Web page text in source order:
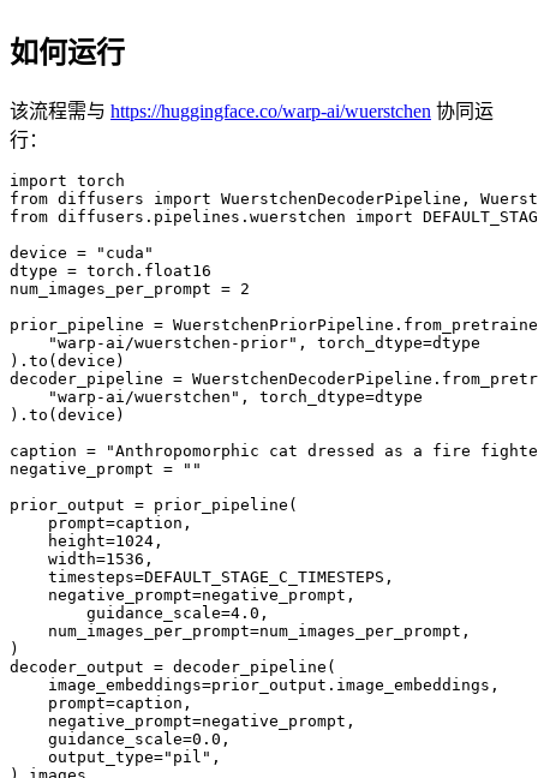
如何运行
该流程需与 https://huggingface.co/warp-ai/wuerstchen 协同运
行：
import torch
from diffusers import WuerstchenDecoderPipeline,
from diffusers.pipelines.wuerstchen import
device = "cuda"
dtype = torch.float16
num_images_per_prompt = 2
prior_pipeline =
    "warp-ai/wuerstchen-prior", torch_dtype=dtype
).to(device)
decoder_pipeline =
    "warp-ai/wuerstchen", torch_dtype=dtype
).to(device)
caption = "Anthropomorphic cat dressed as a fire
negative_prompt = ""
prior_output = prior_pipeline(
    prompt=caption,
    height=1024,
    width=1536,
    timesteps=DEFAULT_STAGE_C_TIMESTEPS,
    negative_prompt=negative_prompt,
    num_images_per_prompt=num_images_per_prompt,
)
decoder_output = decoder_pipeline(
    image_embeddings=prior_output.image_embeddings,
    prompt=caption,
    negative_prompt=negative_prompt,
    guidance_scale=0.0,
    output_type="pil",